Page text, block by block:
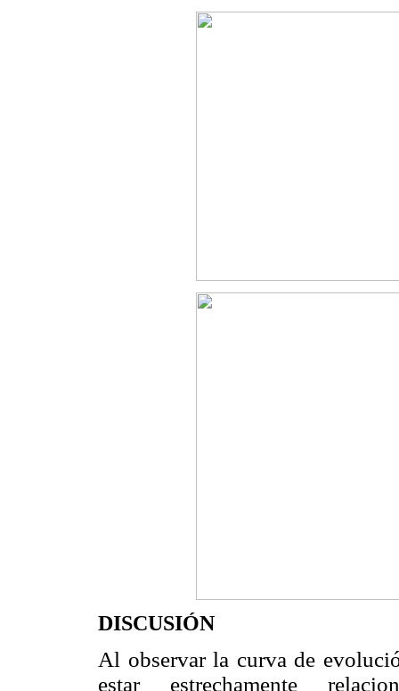
DISCUSIÓN
Al observar la curva de
estar estrechamente